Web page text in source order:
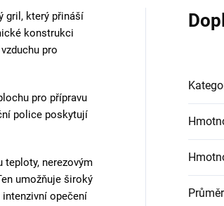
gril, který přináší
konstrukci
pro
pro přípravu
police poskytují
teploty, nerezovým
umožňuje široký
opečení